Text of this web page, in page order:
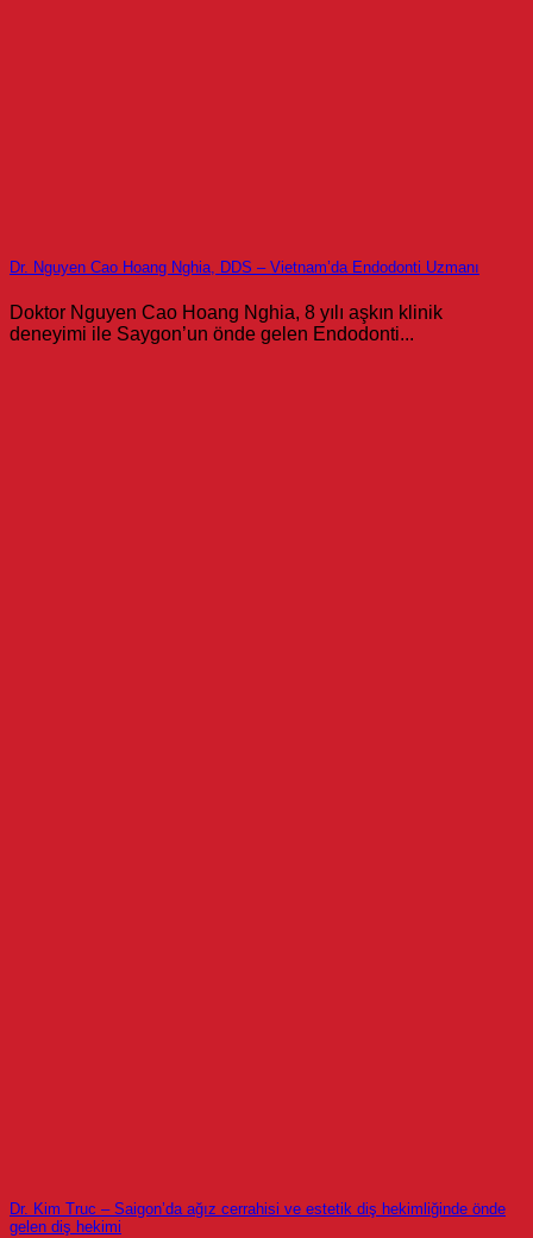
Dr. Nguyen Cao Hoang Nghia, DDS – Vietnam’da Endodonti Uzmanı
Doktor Nguyen Cao Hoang Nghia, 8 yılı aşkın klinik
deneyimi ile Saygon’un önde gelen Endodonti...
Dr. Kim Truc – Saigon’da ağız cerrahisi ve estetik diş hekimliğinde önde
gelen diş hekimi